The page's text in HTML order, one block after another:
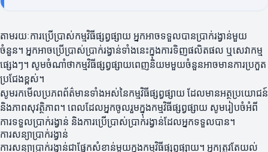
តាមរយៈការប្រើប្រាស់កម្មវិធីផ្សព្វផ្សាយ អ្នកអាចទទួលបានប្រាក់រង្វាន់មួយ
ចំនួន។ អ្នកអាចប្រើប្រាស់ប្រាក់រង្វាន់ទាំងនេះក្នុងការទិញផលិតផល ឬសេវាកម្ម
ផ្សេងៗ។ សូមចំណាំថាកម្មវិធីផ្សព្វផ្សាយពេញនិយមមួយចំនួនអាចមានការប្រកួត
ប្រជែងខ្ពស់។
សូមរកមើលប្រភពព័ត៌មានទាំងអស់នៃកម្មវិធីផ្សព្វផ្សាយ ដែលមានអត្ថប្រយោជន៍
និងភាពសុវត្ថិភាព។ ពេលដែលអ្នកចូលរួមក្នុងកម្មវិធីផ្សព្វផ្សាយ សូមរៀបចំអំពី
ការទទួលប្រាក់រង្វាន់ និងការប្រើប្រាស់ប្រាក់រង្វាន់ដែលអ្នកទទួលបាន។
ការសន្យាប្រាក់រង្វាន់
ការសន្យាប្រាក់រង្វាន់ជាផ្នែកសំខាន់មួយក្នុងកម្មវិធីផ្សព្វផ្សាយ។ អ្នកត្រូវតែយល់